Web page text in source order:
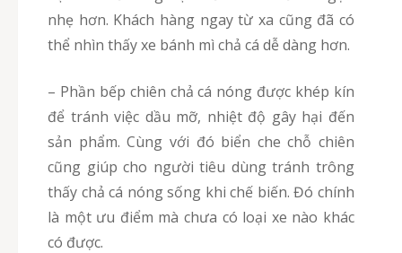
nhẹ hơn. Khách hàng ngay từ xa cũng đã có
thể nhìn thấy xe bánh mì chả cá dễ dàng hơn.
– Phần bếp chiên chả cá nóng được khép kín
để tránh việc dầu mỡ, nhiệt độ gây hại đến
sản phẩm. Cùng với đó biển che chỗ chiên
cũng giúp cho người tiêu dùng tránh trông
thấy chả cá nóng sống khi chế biến. Đó chính
là một ưu điểm mà chưa có loại xe nào khác
có được.